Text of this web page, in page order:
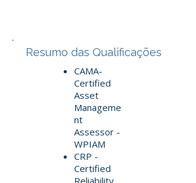
Resumo das Qualificações
CAMA-
Certified
Asset
Manageme
nt
Assessor -
WPIAM
CRP -
Certified
Reliability